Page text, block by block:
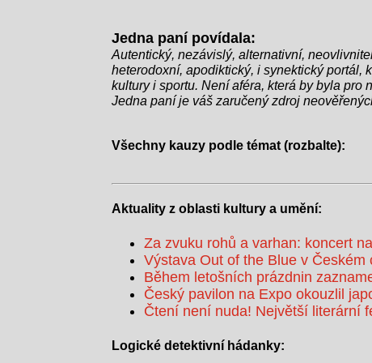
Jedna paní povídala:
Autentický, nezávislý, alternativní,
heterodoxní, apodiktický, i synektický portál,
kultury i sportu. Není aféra, která by byla pro
Jedna paní je váš zaručený zdroj
Všechny kauzy podle témat (rozbalte):
Aktuality z oblasti kultury a umění:
Za zvuku rohů a varhan: koncert
Výstava Out of the Blue v
Během letošních prázdnin
Český pavilon na Expo okouzlil
Čtení není nuda! Největší literární
Logické detektivní hádanky: